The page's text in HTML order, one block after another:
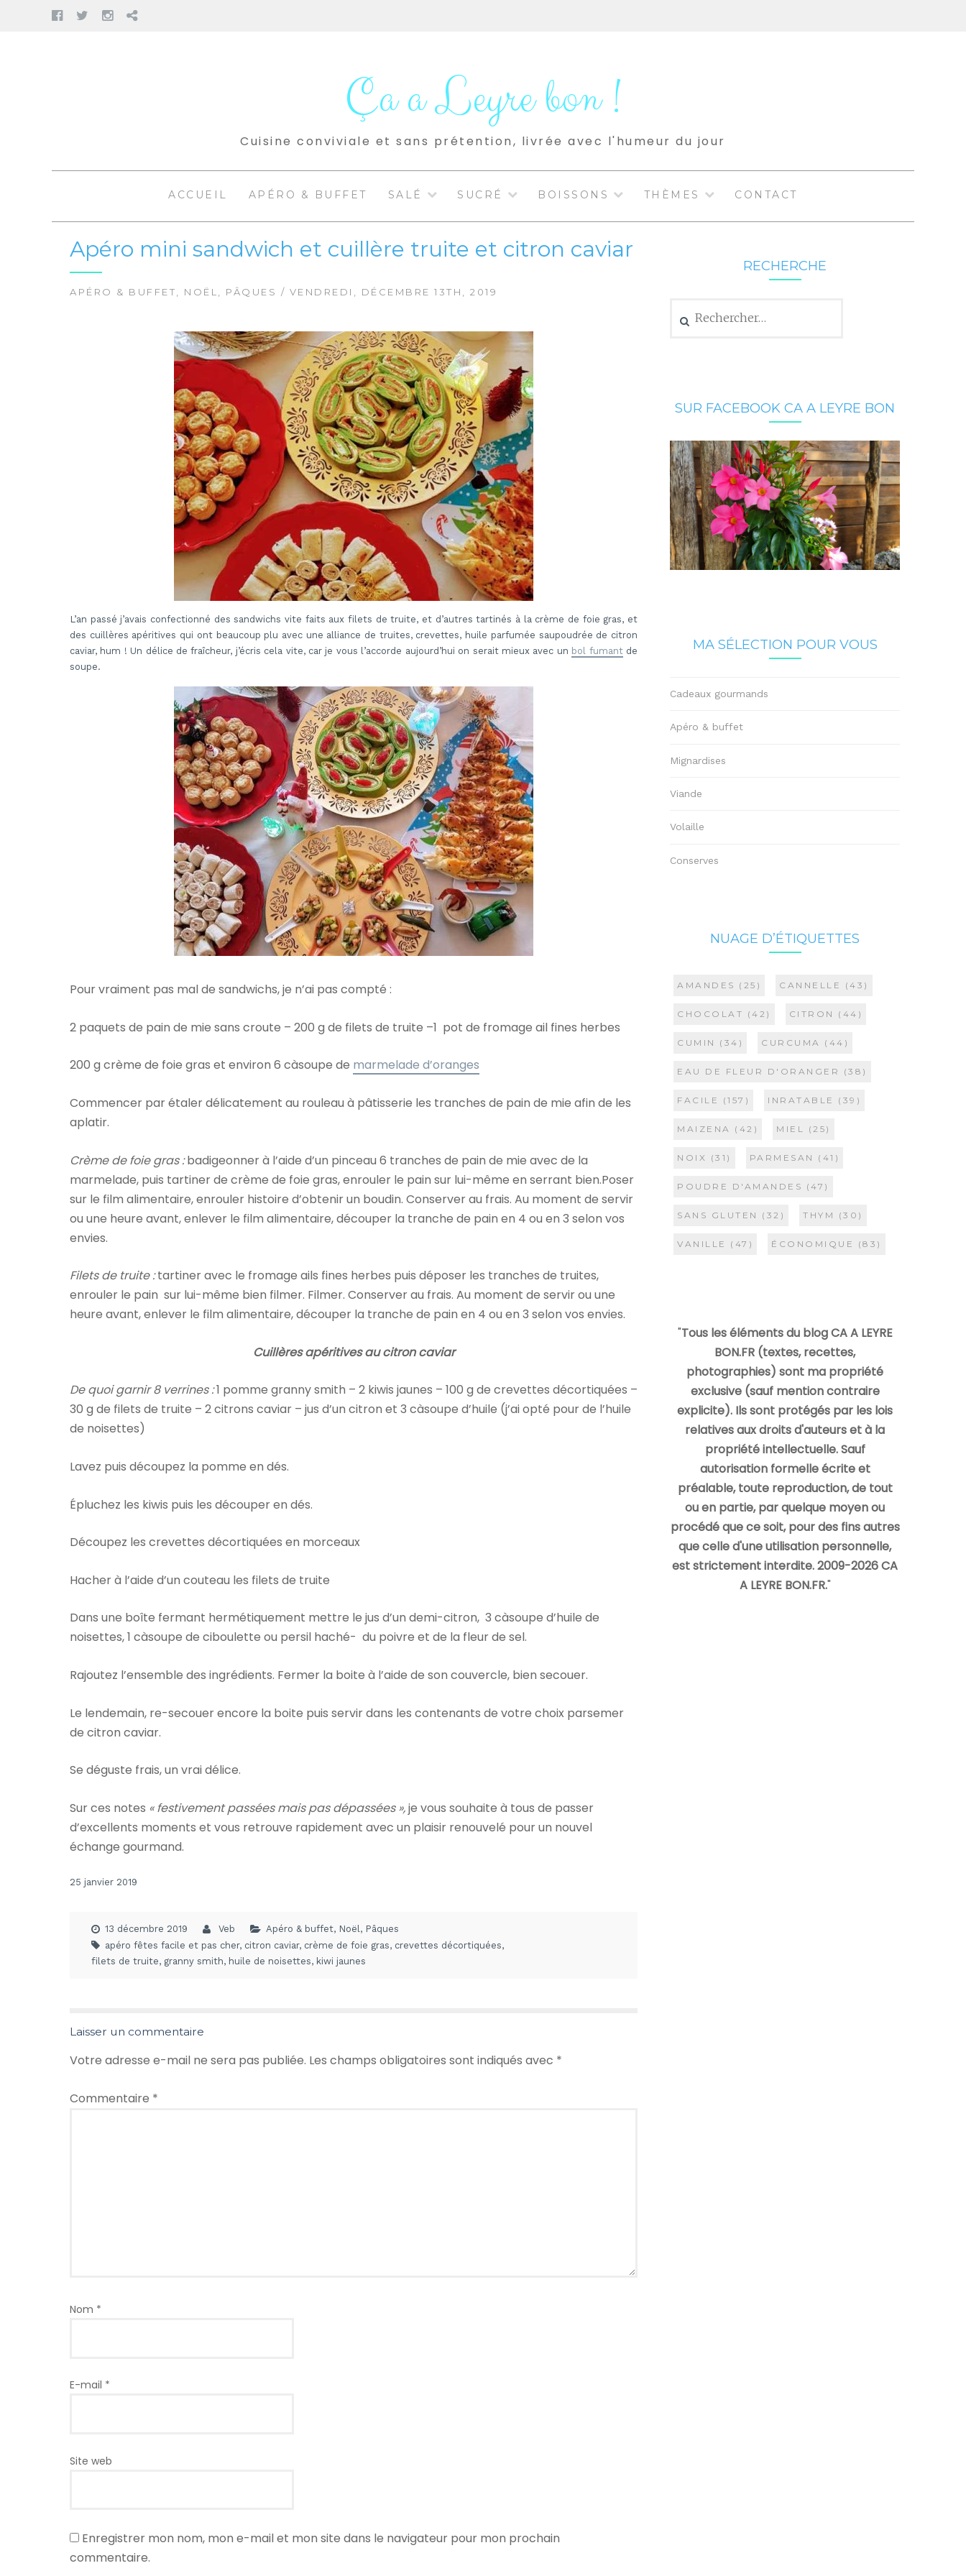
FacebookTwitter
Instagram
Pinterest
Ça a Leyre bon !
Cuisine conviviale et sans prétention, livrée avec l'humeur du jour
ACCUEIL APÉRO & BUFFET SALÉ SUCRÉ BOISSONS THÈMES CONTACT
Apéro mini sandwich et cuillère truite et citron caviar
APÉRO & BUFFET NOËL PÂQUES / VENDREDI, DÉCEMBRE 13TH, 2019
L’an passé j’avais confectionné des sandwichs vite faits aux filets de truite, et d’autres tartinés à la crème de foie gras, et
des cuillères apéritives qui ont beaucoup plu avec une alliance de truites, crevettes, huile parfumée saupoudrée de citron
caviar, hum ! Un délice de fraîcheur, j’écris cela vite, car je vous l’accorde aujourd’hui on serait mieux avec un bol fumantde
soupe.
Pour vraiment pas mal de sandwichs, je n’ai pas compté :
2 paquets de pain de mie sans croute – 200 g de filets de truite –1 pot de fromage ail fines herbes
200 g crème de foie gras et environ 6 càsoupe de marmelade d’oranges
Commencer par étaler délicatement au rouleau à pâtisserie les tranches de pain de mie afin de les
aplatir.
Crème de foie gras :badigeonner à l’aide d’un pinceau 6 tranches de pain de mie avec de la
marmelade, puis tartiner de crème de foie gras, enrouler le pain sur lui-même en serrant bien.Poser
sur le film alimentaire, enrouler histoire d’obtenir un boudin. Conserver au frais. Au moment de servir
ou une heure avant, enlever le film alimentaire, découper la tranche de pain en 4 ou en 3 selon vos
envies.
Filets de truite :tartiner avec le fromage ails fines herbes puis déposer les tranches de truites,
enrouler le pain sur lui-même bien filmer. Filmer. Conserver au frais. Au moment de servir ou une
heure avant, enlever le film alimentaire, découper la tranche de pain en 4 ou en 3 selon vos envies.
Cuillères apéritives au citron caviar
De quoi garnir 8 verrines :1 pomme granny smith – 2 kiwis jaunes – 100 g de crevettes décortiquées –
30 g de filets de truite – 2 citrons caviar – jus d’un citron et 3 càsoupe d’huile (j’ai opté pour de l’huile
de noisettes)
Lavez puis découpez la pomme en dés.
Épluchez les kiwis puis les découper en dés.
Découpez les crevettes décortiquées en morceaux
Hacher à l’aide d’un couteau les filets de truite
Dans une boîte fermant hermétiquement mettre le jus d’un demi-citron, 3 càsoupe d’huile de
noisettes, 1 càsoupe de ciboulette ou persil haché- du poivre et de la fleur de sel.
Rajoutez l’ensemble des ingrédients. Fermer la boite à l’aide de son couvercle, bien secouer.
Le lendemain, re-secouer encore la boite puis servir dans les contenants de votre choix parsemer
de citron caviar.
Se déguste frais, un vrai délice.
Sur ces notes « festivement passées mais pas dépassées »,je vous souhaite à tous de passer
d’excellents moments et vous retrouve rapidement avec un plaisir renouvelé pour un nouvel
échange gourmand.
25 janvier 2019
13 décembre 2019 Veb Apéro & buffet, Noël, Pâques
apéro fêtes facile et pas cher, citron caviar, crème de foie gras, crevettes décortiquées,
filets de truite, granny smith, huile de noisettes, kiwi jaunes
Laisser un commentaire
Votre adresse e-mail ne sera pas publiée. Les champs obligatoires sont indiqués avec *
Commentaire *
Nom *
E-mail *
Site web
Enregistrer mon nom, mon e-mail et mon site dans le navigateur pour mon prochain
commentaire.
RECHERCHE
SUR FACEBOOK CA A LEYRE BON
MA SÉLECTION POUR VOUS
Cadeaux gourmands
Apéro & buffet
Mignardises
Viande
Volaille
Conserves
NUAGE D’ÉTIQUETTES
AMANDES (25) CANNELLE (43)
CHOCOLAT (42) CITRON (44)
CUMIN (34) CURCUMA (44)
EAU DE FLEUR D'ORANGER (38)
FACILE (157) INRATABLE (39)
MAIZENA (42) MIEL (25)
NOIX (31) PARMESAN (41)
POUDRE D'AMANDES (47)
SANS GLUTEN (32) THYM (30)
VANILLE (47) ÉCONOMIQUE (83)
"Tous les éléments du blog CA A LEYRE
BON.FR (textes, recettes,
photographies) sont ma propriété
exclusive (sauf mention contraire
explicite). Ils sont protégés par les lois
relatives aux droits d'auteurs et à la
propriété intellectuelle. Sauf
autorisation formelle écrite et
préalable, toute reproduction, de tout
ou en partie, par quelque moyen ou
procédé que ce soit, pour des fins autres
que celle d'une utilisation personnelle,
est strictement interdite. 2009-2026 CA
A LEYRE BON.FR."